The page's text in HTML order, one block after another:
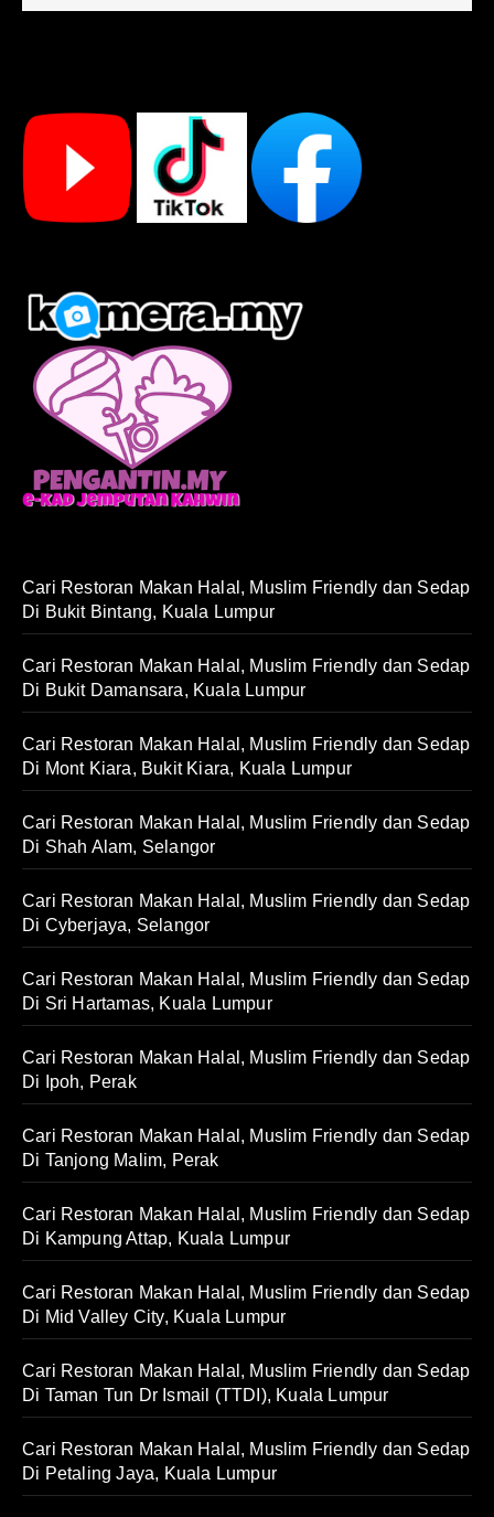
Cari Restoran Makan Halal, Muslim Friendly dan Sedap
Di Bukit Bintang, Kuala Lumpur
Cari Restoran Makan Halal, Muslim Friendly dan Sedap
Di Bukit Damansara, Kuala Lumpur
Cari Restoran Makan Halal, Muslim Friendly dan Sedap
Di Mont Kiara, Bukit Kiara, Kuala Lumpur
Cari Restoran Makan Halal, Muslim Friendly dan Sedap
Di Shah Alam, Selangor
Cari Restoran Makan Halal, Muslim Friendly dan Sedap
Di Cyberjaya, Selangor
Cari Restoran Makan Halal, Muslim Friendly dan Sedap
Di Sri Hartamas, Kuala Lumpur
Cari Restoran Makan Halal, Muslim Friendly dan Sedap
Di Ipoh, Perak
Cari Restoran Makan Halal, Muslim Friendly dan Sedap
Di Tanjong Malim, Perak
Cari Restoran Makan Halal, Muslim Friendly dan Sedap
Di Kampung Attap, Kuala Lumpur
Cari Restoran Makan Halal, Muslim Friendly dan Sedap
Di Mid Valley City, Kuala Lumpur
Cari Restoran Makan Halal, Muslim Friendly dan Sedap
Di Taman Tun Dr Ismail (TTDI), Kuala Lumpur
Cari Restoran Makan Halal, Muslim Friendly dan Sedap
Di Petaling Jaya, Kuala Lumpur